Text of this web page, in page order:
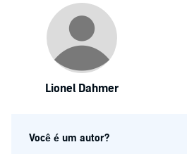
Lionel Dahmer
Você é um autor?